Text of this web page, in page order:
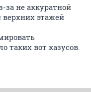
за не аккуратной
верхних этажей
таких вот казусов.